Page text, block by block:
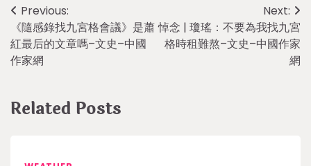
Post
navigation
Previous:
《隨感錄找九宮格會議》是蕭
紅最后的文章嗎–文史–中國
作家網
Next:
悼念 | 瓊瑤：不要為我找九宮
格時租難熬–文史–中國作家
網
Related Posts